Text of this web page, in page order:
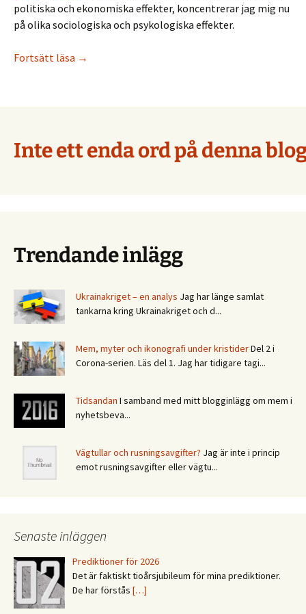
politiska och ekonomiska effekter, koncentrerar jag mig nu
på olika sociologiska och psykologiska effekter.
Fortsätt läsa Socialpsykologi i coronatider
→
Inte ett enda ord på denna
Trendande inlägg
Ukrainakriget – en analys Jag har länge samlat
tankarna kring Ukrainakriget och d...
Mem, myter och ikonografi under kristiderDel 2 i
Corona-serien. Läs del 1. Jag har tidigare tagi...
Tidsandan I samband med mitt blogginlägg om mem i
nyhetsbeva...
Vägtullar och rusningsavgifter? Jag är inte i princip
emot rusningsavgifter eller vägtu...
Senaste inläggen
Prediktioner för 2026
Det är faktiskt tioårsjubileum för mina prediktioner.
De har förstås […]